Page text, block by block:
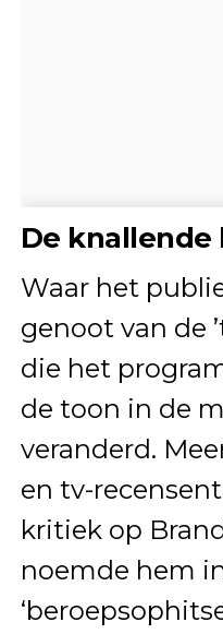
De
Waar het
genoot van de
die het
de toon in de
veranderd.
en tv-
kritiek op
noemde hem